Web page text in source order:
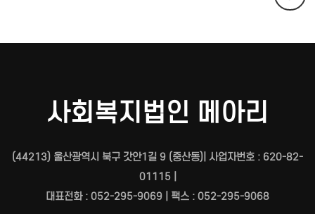
사회복지법인 메아리
(44213) 울산광역시 북구 갓안1길 9 (중산동)| 사업자번호 : 620-82-
01115 |
대표전화 : 052-295-9069 | 팩스 : 052-295-9068